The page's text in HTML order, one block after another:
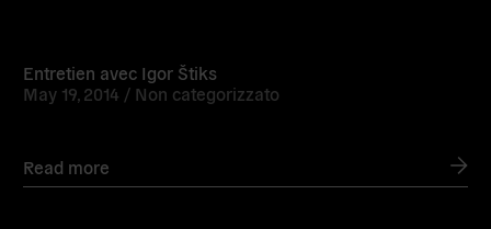
Entretien avec Igor Štiks
May 19, 2014 / Non categorizzato
Read more